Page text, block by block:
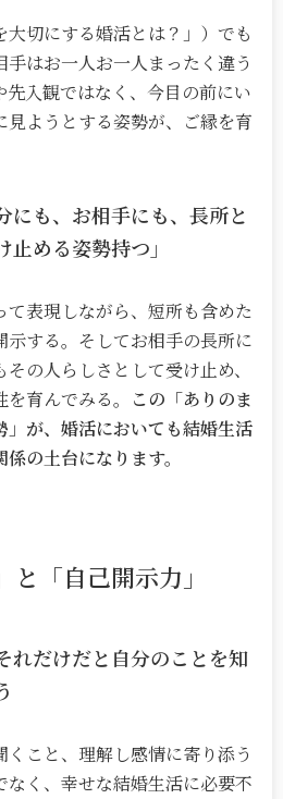
切にする婚活とは？」）でも
はお一人お一人まったく違う
入観ではなく、今目の前にい
見ようとする姿勢が、ご縁を育
にも、お相手にも、長所と
める姿勢持つ」
て表現しながら、短所も含めた
する。そしてお相手の長所に
の人らしさとして受け止め、
を育んでみる。
この「ありのま
」が、婚活においても結婚生活
の土台になります。
と「自己開示力」
れだけだと自分のことを知
こと、理解し感情に寄り添う
なく、幸せな結婚生活に必要不